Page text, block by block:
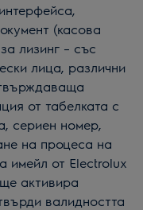
(касова
лизинг – със
лица, различни
от табелката с
сериен номер,
на процеса на
имейл от Electrolux
активира
валидността